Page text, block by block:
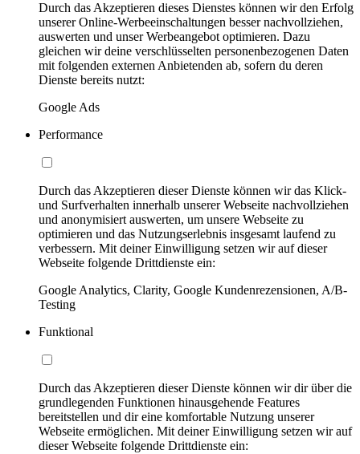
Durch das Akzeptieren dieses Dienstes können wir den Erfolg
unserer Online-Werbeeinschaltungen besser nachvollziehen,
auswerten und unser Werbeangebot optimieren. Dazu
gleichen wir deine verschlüsselten personenbezogenen Daten
mit folgenden externen Anbietenden ab, sofern du deren
Dienste bereits nutzt:
Google Ads
Performance
Durch das Akzeptieren dieser Dienste können wir das Klick-
und Surfverhalten innerhalb unserer Webseite nachvollziehen
und anonymisiert auswerten, um unsere Webseite zu
optimieren und das Nutzungserlebnis insgesamt laufend zu
verbessern. Mit deiner Einwilligung setzen wir auf dieser
Webseite folgende Drittdienste ein:
Google Analytics, Clarity, Google Kundenrezensionen, A/B-
Testing
Funktional
Durch das Akzeptieren dieser Dienste können wir dir über die
grundlegenden Funktionen hinausgehende Features
bereitstellen und dir eine komfortable Nutzung unserer
Webseite ermöglichen. Mit deiner Einwilligung setzen wir auf
dieser Webseite folgende Drittdienste ein: